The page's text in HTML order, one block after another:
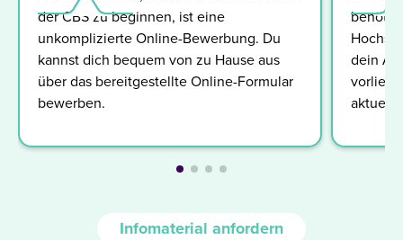
der CBS zu beginnen, ist eine
unkomplizierte Online-Bewerbung. Du
kannst dich bequem von zu Hause aus
über das bereitgestellte Online-Formular
bewerben.
dein
Infomaterial anfordern